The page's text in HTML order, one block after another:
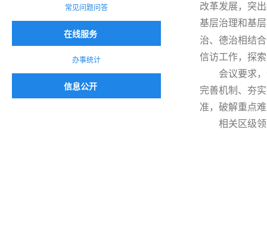
常见问题问答
在线服务
办事统计
信息公开
改革发展，突
基层治理和基
治、德治相结
信访工作，探
会议要求
完善机制、夯
准，破解重点
相关区级